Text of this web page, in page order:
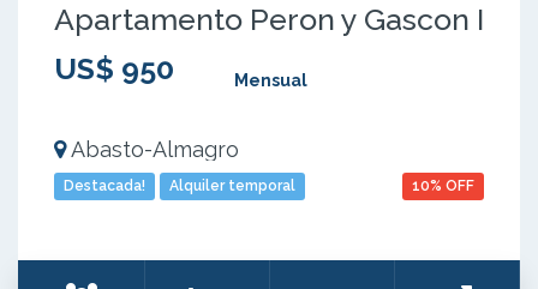
Apartamento Peron y Gascon I
US$ 950
Mensual
Abasto-Almagro
Destacada! Alquiler temporal 10% OFF